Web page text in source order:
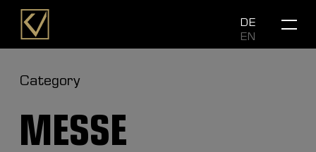
Skip
main
Category
MESSE
DE
EN